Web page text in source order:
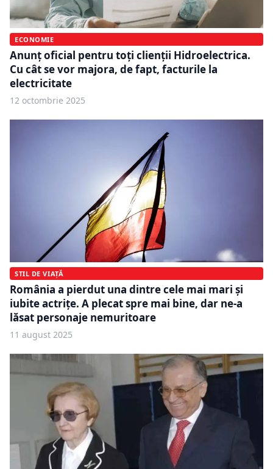
ECONOMIE
Anunț oficial pentru toți clienții Hidroelectrica.
Cu cât se vor majora, de fapt, facturile la
electricitate
12 octombrie 2025
STIL DE VIAȚĂ
România a pierdut una dintre cele mai mari și
iubite actrițe. A plecat spre mai bine, dar ne-a
lăsat personaje nemuritoare
11 august 2025